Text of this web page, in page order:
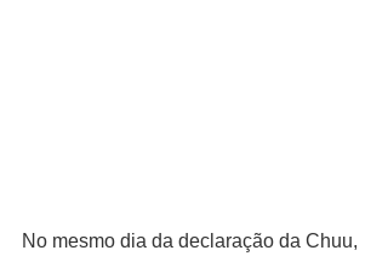
No mesmo dia da declaração da Chuu,